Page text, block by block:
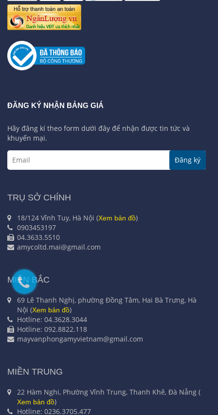
ĐĂNG KÝ NHẬN BẢNG GIÁ
Hãy đăng kí theo form dưới đây để nhận được tin tức và
khuyến mại.
Đăng ký
TRỤ SỞ CHÍNH
18/124 Vĩnh Tuy, Hà Nội (Xem bản đồ)
0903453197
04.3633.5510
amycoltd.mai@gmail.com
MIỀN BẮC
69 Lê Thanh Nghị, phường Đồng Tâm, Hai Bà Trưng, Hà
Nội (Xem bản đồ)
Hotline: 04.3628.3044
Hotline: 092.8822.118
mayvanphongamyvietnam@gmail.com
MIỀN TRUNG
22 Hàm Nghi, Phường Vĩnh Trung, Thanh Khê, Đà Nẵng (
Xem bản đồ)
Hotline: 0236.3705.477